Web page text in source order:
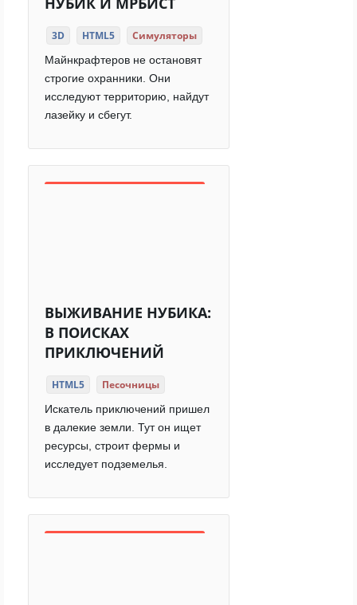
3D HTML5 Симуляторы
Майнкрафтеров не остановят
строгие охранники. Они
исследуют территорию, найдут
лазейку и сбегут.
ВЫЖИВАНИЕ НУБИКА:
В ПОИСКАХ
ПРИКЛЮЧЕНИЙ
HTML5 Песочницы
Искатель приключений пришел
в далекие земли. Тут он ищет
ресурсы, строит фермы и
исследует подземелья.